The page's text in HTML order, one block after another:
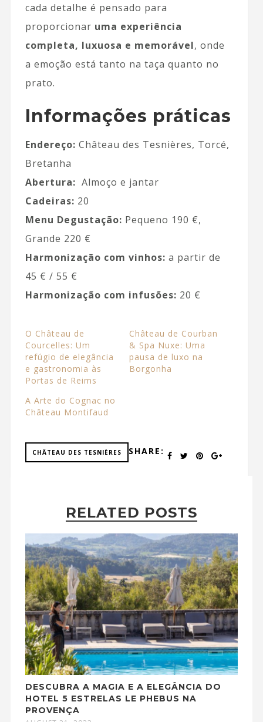
cada detalhe é pensado para
proporcionar uma experiência
completa, luxuosa e memorável, onde
a emoção está tanto na taça quanto no
prato.
Informações práticas
Endereço: Château des Tesnières, Torcé,
Bretanha
Abertura: Almoço e jantar
Cadeiras: 20
Menu Degustação: Pequeno 190 €,
Grande 220 €
Harmonização com vinhos: a partir de
45 € / 55 €
Harmonização com infusões: 20 €
O Château de
Courcelles: Um
refúgio de elegância
e gastronomia às
Portas de Reims
Château de Courban
& Spa Nuxe: Uma
pausa de luxo na
Borgonha
A Arte do Cognac no
Château Montifaud
CHÂTEAU DES TESNIÈRES SHARE:
RELATED POSTS
DESCUBRA A MAGIA E A ELEGÂNCIA DO
HOTEL 5 ESTRELAS LE PHEBUS NA
PROVENÇA